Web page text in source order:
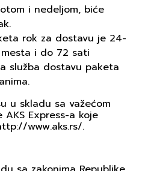
i nedeljom, biće
rok za dostavu je 24-
i do 72 sati
služba dostavu paketa
u skladu sa važećom
Express-a koje
www.aks.rs/.